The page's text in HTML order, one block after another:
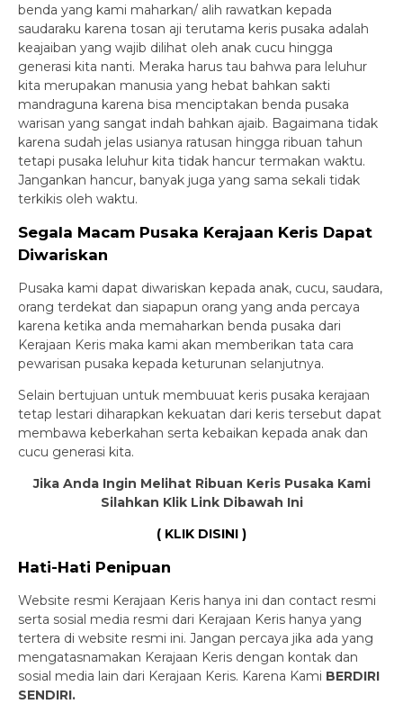
benda yang kami maharkan/ alih rawatkan kepada
saudaraku karena tosan aji terutama keris pusaka adalah
keajaiban yang wajib dilihat oleh anak cucu hingga
generasi kita nanti. Meraka harus tau bahwa para leluhur
kita merupakan manusia yang hebat bahkan sakti
mandraguna karena bisa menciptakan benda pusaka
warisan yang sangat indah bahkan ajaib. Bagaimana tidak
karena sudah jelas usianya ratusan hingga ribuan tahun
tetapi pusaka leluhur kita tidak hancur termakan waktu.
Jangankan hancur, banyak juga yang sama sekali tidak
terkikis oleh waktu.
Segala Macam Pusaka Kerajaan Keris Dapat
Diwariskan
Pusaka kami dapat diwariskan kepada anak, cucu, saudara,
orang terdekat dan siapapun orang yang anda percaya
karena ketika anda memaharkan benda pusaka dari
Kerajaan Keris maka kami akan memberikan tata cara
pewarisan pusaka kepada keturunan selanjutnya.
Selain bertujuan untuk membuuat keris pusaka kerajaan
tetap lestari diharapkan kekuatan dari keris tersebut dapat
membawa keberkahan serta kebaikan kepada anak dan
cucu generasi kita.
Jika Anda Ingin Melihat Ribuan Keris Pusaka Kami
Silahkan Klik Link Dibawah Ini
( KLIK DISINI )
Hati-Hati Penipuan
Website resmi Kerajaan Keris hanya ini dan contact resmi
serta sosial media resmi dari Kerajaan Keris hanya yang
tertera di website resmi ini. Jangan percaya jika ada yang
mengatasnamakan Kerajaan Keris dengan kontak dan
sosial media lain dari Kerajaan Keris. Karena Kami BERDIRI
SENDIRI.